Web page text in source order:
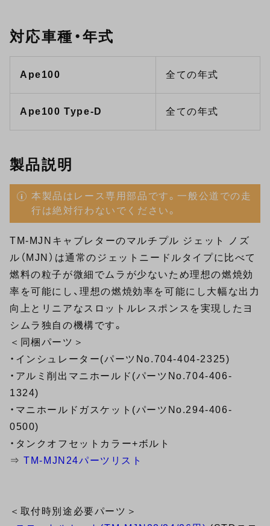
対応車種・年式
Ape100 全ての年式
Ape100 Type-D 全ての年式
製品説明
本製品はレース専用部品です。一般公道での走
行は絶対行わないでください。
TM-MJNキャブレターのマルチプル ジェット ノズ
ル（MJN）は通常のジェットニードルタイプに比べて
燃料の粒子が微細でムラが少ないため理想の燃焼効
率を可能にし、理想の燃焼効率を可能にし大幅な出力
向上とリニアなスロットルレスポンスを実現したヨ
シムラ独自の機構です。
＜同梱パーツ＞
・インシュレーター(パーツNo.704-404-2325)
・アルミ削出マニホールド(パーツNo.704-406-
1324)
・マニホールドガスケット(パーツNo.294-406-
0500)
・タンクオフセットカラー+ボルト
⇒ TM-MJN24パーツリスト
＜取付時別途必要パーツ＞